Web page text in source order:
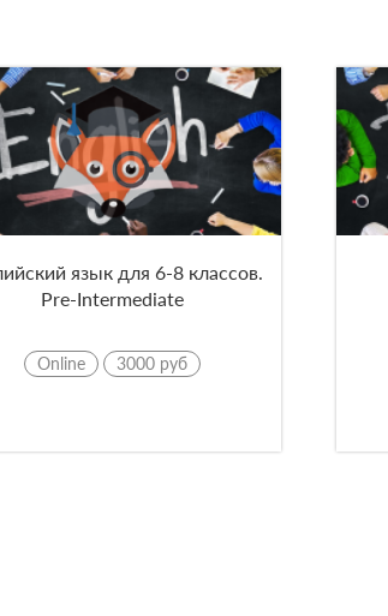
язык для 6-8 классов.
Pre-Intermediate
Online 3000 руб